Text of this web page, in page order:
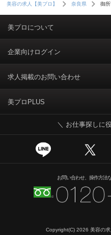
美容の求人【美プロ】 奈良県 御
美プロについて
利用規約
掲載規約
個人情報保護ポリシー
個人情報のお取り扱いについて
Cookieポリシー
ニュースリリース
企業向けログイン
求人掲載のお問い合わせ
美プロPLUS
＼ お仕事探しに
お問い合わせ、操作方法
Copyright(C) 2026 美容の